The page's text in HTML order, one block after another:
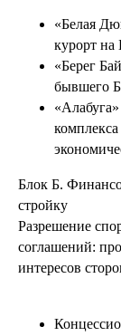
«Белая
курорт на
«Берег
бывшего
Блок Б.
стройку
Разрешение
соглашений:
интересов